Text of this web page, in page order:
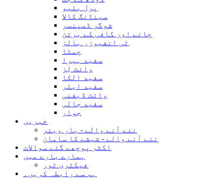
پرل بلیو
سینڈنگ کالا
شوگر ڈسپنسر
چائے اور کافی کے برتن
ٹی انفیوزر بالز
چمٹا
سفید ہیرا
وائٹ لِز
سفید الکا
سفید ایلر
وائٹ ڈیفنی
سفید جالی
جوار
خبریں
نئے آنے والے - بار ویئر
نئے آنے والے - شیشے کا سامان
اکثر پوچھے گئے سوالات
ہمارے بارے میں
فیکٹری ٹور
ہم سے رابطہ کریں۔